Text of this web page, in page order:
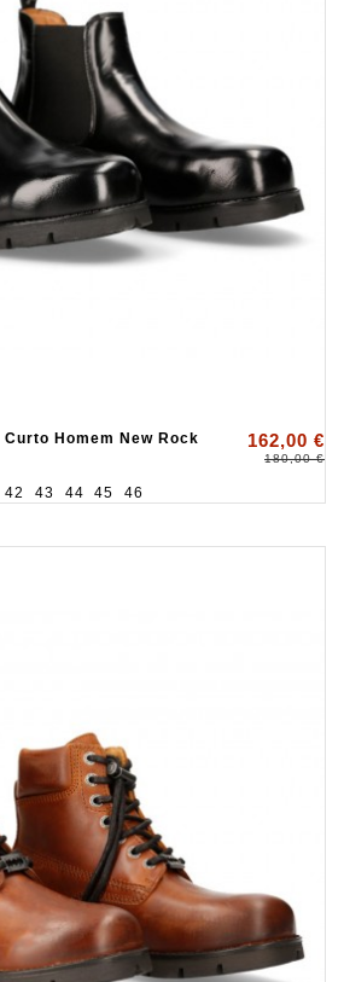
Homem New Rock
162,00 €
180,00 €
42 43 44 45 46